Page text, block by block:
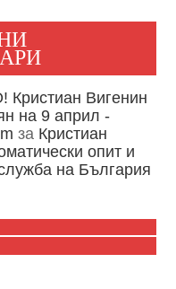
Вигенин
на 9 април -
за Кристиан
опит и
на България